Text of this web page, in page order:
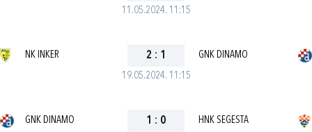
11.05.2024. 11:15
19.05.2024. 11:15
NK INKER 2 : 1 GNK DINAMO
GNK DINAMO 1 : 0 HNK SEGESTA